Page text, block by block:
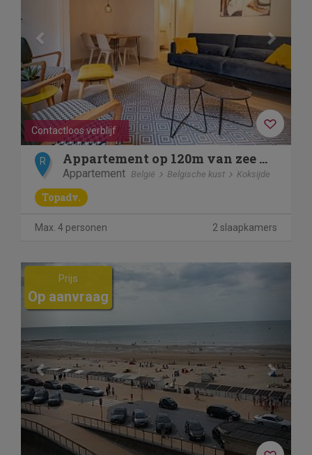
Contactloos verblijf
R Appartement op 120m van zee met tuin en parkeerplaats
Appartement België Belgische kust Koksijde
Topadv.
Max. 4 personen 2 slaapkamers
Previous
Prijs
Op aanvraag